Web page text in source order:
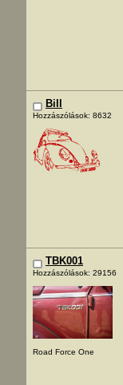
Bill
Hozzászólások: 8632
TBK001
Hozzászólások: 29156
Road Force One